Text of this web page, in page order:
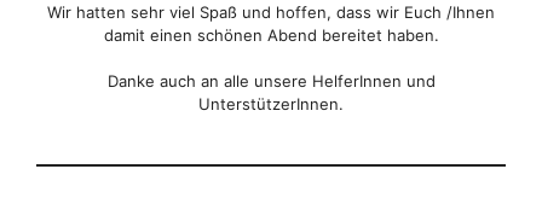
Wir hatten sehr viel Spaß und hoffen, dass wir Euch /Ihnen
damit einen schönen Abend bereitet haben.
Danke auch an alle unsere HelferInnen und
UnterstützerInnen.